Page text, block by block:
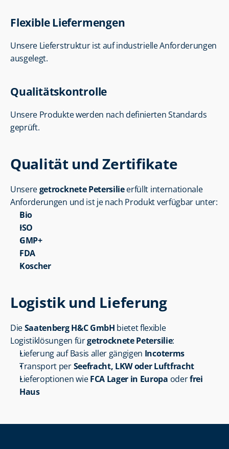
Flexible Liefermengen
Unsere Lieferstruktur ist auf industrielle Anforderungen
ausgelegt.
Qualitätskontrolle
Unsere Produkte werden nach definierten Standards
geprüft.
Qualität und Zertifikate
Unsere getrocknete Petersilie erfüllt internationale
Anforderungen und ist je nach Produkt verfügbar unter:
Bio
ISO
GMP+
FDA
Koscher
Logistik und Lieferung
Die Saatenberg H&C GmbH bietet flexible
Logistiklösungen für getrocknete Petersilie:
Lieferung auf Basis aller gängigen Incoterms
Transport per Seefracht, LKW oder Luftfracht
Lieferoptionen wie FCA Lager in Europa oder frei
Haus